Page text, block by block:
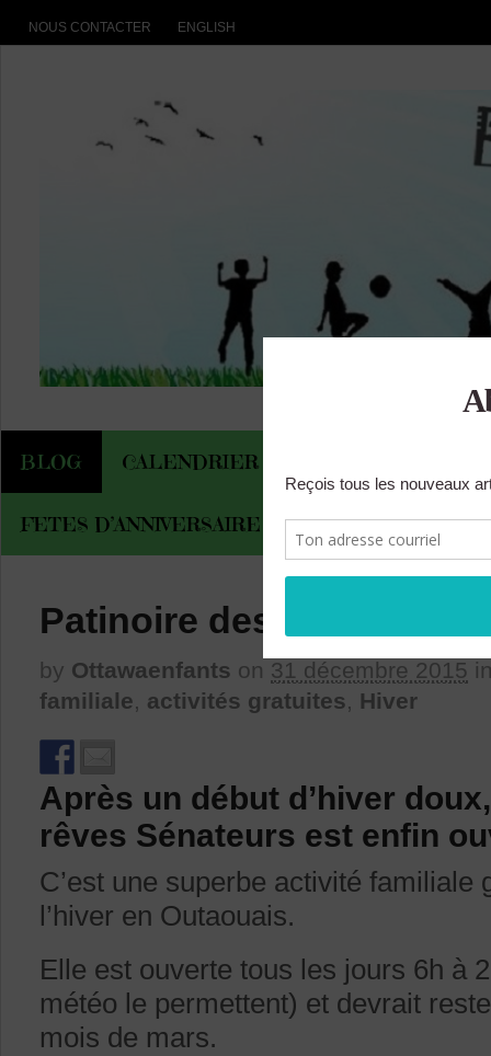
NOUS CONTACTER ENGLISH
BLOG CALENDRIER DES EVENEMENTS
FETES D’ANNIVERSAIRE
Patinoire des rêves
by Ottawaenfants on 31 décembre 2015
familiale, activités gratuites, Hiver
Après un début d’hiver
rêves Sénateurs est enfin
C’est une superbe activité familiale
l’hiver en Outaouais.
Elle est ouverte tous les jours 6h à
météo le permettent) et devrait
mois de mars.